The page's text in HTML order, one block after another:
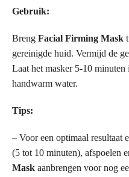
Gebruik:
Breng Facial Firming Mask
gereinigde huid. Vermijd de
Laat het masker 5-10
handwarm water.
Tips:
– Voor een optimaal resultaat
(5 tot 10 minuten), afspoelen
Mask aanbrengen voor nog